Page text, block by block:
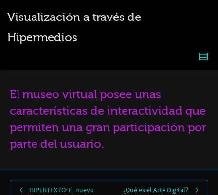
Visualización a través de
Hipermedios
El museo virtual posee unas
características de interactividad que
permiten una gran participación por
parte del usuario.
HIPERTEXTO: El nuevo
¿Qué es el Arte Digital?